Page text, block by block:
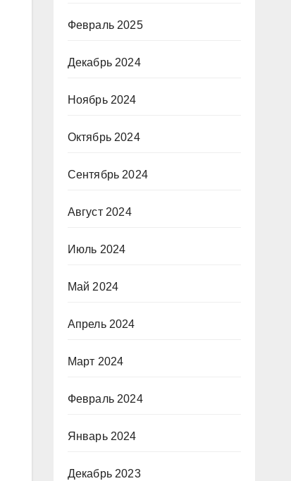
Февраль 2025
Декабрь 2024
Ноябрь 2024
Октябрь 2024
Сентябрь 2024
Август 2024
Июль 2024
Май 2024
Апрель 2024
Март 2024
Февраль 2024
Январь 2024
Декабрь 2023